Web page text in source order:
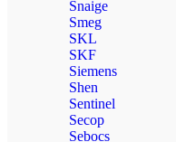
Snaige
Smeg
SKL
SKF
Siemens
Shen
Sentinel
Secop
Sebocs